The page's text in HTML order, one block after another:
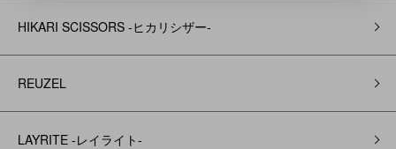
HIKARI SCISSORS -ヒカリシザー-
REUZEL
LAYRITE -レイライト-